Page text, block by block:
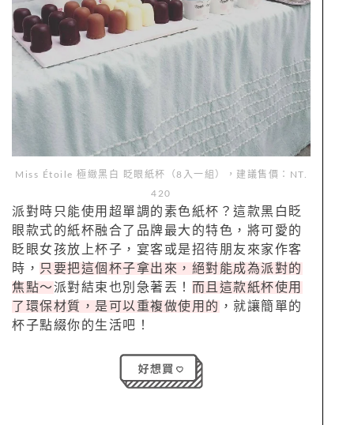
Miss Étoile 極緻黑白
眨眼紙杯（8入一組），建議售價：NT.
420
派對時只能使用超單調的素色紙杯？這款黑白眨
眼款式的紙杯融合了品牌最大的特色，將可愛的
眨眼女孩放上杯子，宴客或是招待朋友來家作客
時， 只要把這個杯子拿出來，絕對能成為派對的
焦點～派對結束也別急著丟！ 而且這款紙杯使用
了環保材質，是可以重複做使用的 ，就讓簡單的
杯子點綴你的生活吧！